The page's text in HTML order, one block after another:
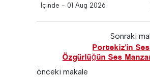
İçinde - 01 Aug 2026
Sonraki
Portekiz'in
Özgürlüğün Ses
önceki makale